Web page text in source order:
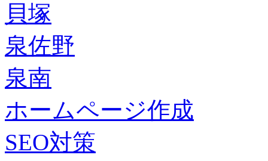
貝塚
泉佐野
泉南
ホームページ作成
SEO対策